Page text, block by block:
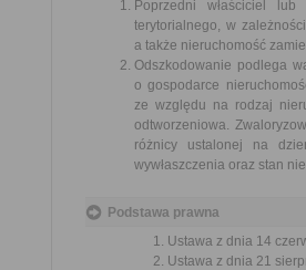
Poprzedni właściciel
terytorialnego, w
a także nieruchomość
Odszkodowanie podlega
o gospodarce
ze względu na rodzaj
odtworzeniowa.
różnicy ustalonej na
wywłaszczenia oraz stan
Podstawa prawna
Ustawa z dnia 14
Ustawa z dnia 21